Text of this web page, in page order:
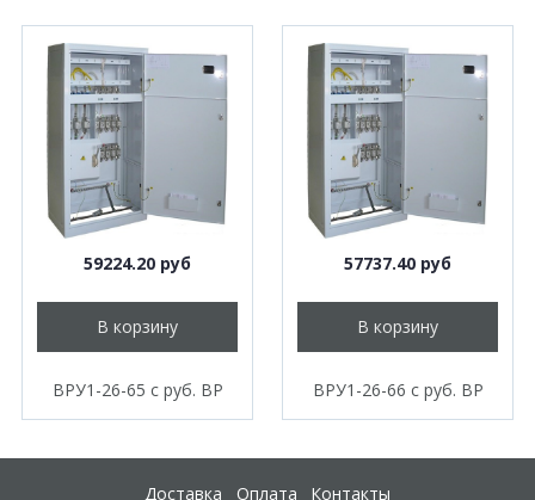
59224.20 руб
В корзину
ВРУ1-26-65 с руб. ВР
57737.40 руб
В корзину
ВРУ1-26-66 с руб. ВР
Доставка Оплата Контакты